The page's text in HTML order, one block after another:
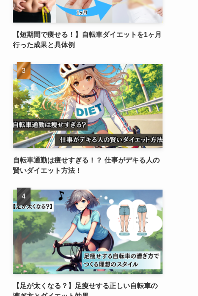
【短期間で痩せる！】自転車ダイエットを1ヶ月
行った成果と具体例
自転車通勤は痩せすぎる！？ 仕事がデキる人の
賢いダイエット方法！
【足が太くなる？】足痩せする正しい自転車の